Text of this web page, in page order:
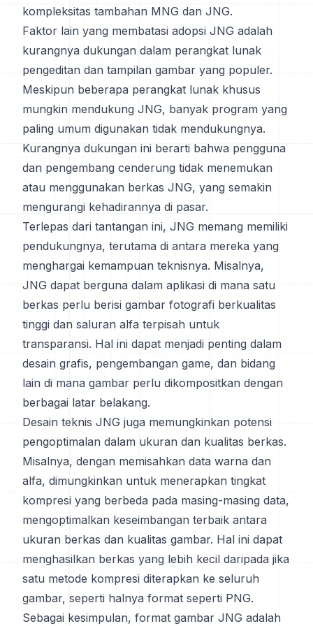
kompleksitas tambahan MNG dan JNG.
Faktor lain yang membatasi adopsi JNG adalah
kurangnya dukungan dalam perangkat lunak
pengeditan dan tampilan gambar yang populer.
Meskipun beberapa perangkat lunak khusus
mungkin mendukung JNG, banyak program yang
paling umum digunakan tidak mendukungnya.
Kurangnya dukungan ini berarti bahwa pengguna
dan pengembang cenderung tidak menemukan
atau menggunakan berkas JNG, yang semakin
mengurangi kehadirannya di pasar.
Terlepas dari tantangan ini, JNG memang memiliki
pendukungnya, terutama di antara mereka yang
menghargai kemampuan teknisnya. Misalnya,
JNG dapat berguna dalam aplikasi di mana satu
berkas perlu berisi gambar fotografi berkualitas
tinggi dan saluran alfa terpisah untuk
transparansi. Hal ini dapat menjadi penting dalam
desain grafis, pengembangan game, dan bidang
lain di mana gambar perlu dikompositkan dengan
berbagai latar belakang.
Desain teknis JNG juga memungkinkan potensi
pengoptimalan dalam ukuran dan kualitas berkas.
Misalnya, dengan memisahkan data warna dan
alfa, dimungkinkan untuk menerapkan tingkat
kompresi yang berbeda pada masing-masing data,
mengoptimalkan keseimbangan terbaik antara
ukuran berkas dan kualitas gambar. Hal ini dapat
menghasilkan berkas yang lebih kecil daripada jika
satu metode kompresi diterapkan ke seluruh
gambar, seperti halnya format seperti PNG.
Sebagai kesimpulan, format gambar JNG adalah